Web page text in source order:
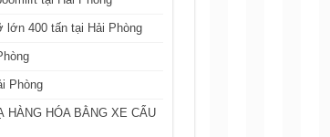
lớn 400 tấn tại Hải Phòng
Phòng
HÀNG HÓA BẰNG XE CẨU